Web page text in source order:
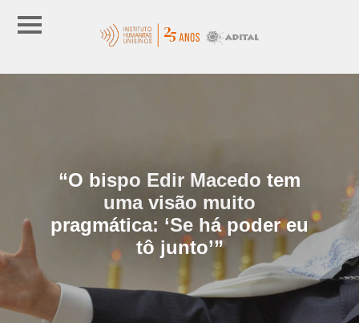
“O bispo Edir Macedo tem
uma visão muito
pragmática: ‘Se há poder eu
tô junto’”